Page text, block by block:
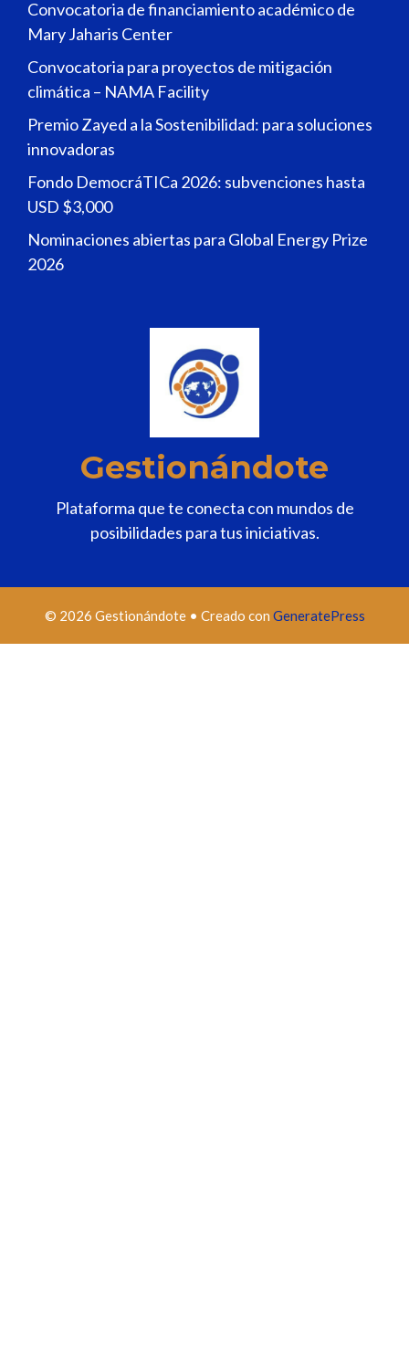
Convocatoria de financiamiento académico de
Mary Jaharis Center
Convocatoria para proyectos de mitigación
climática – NAMA Facility
Premio Zayed a la Sostenibilidad: para soluciones
innovadoras
Fondo DemocráTICa 2026: subvenciones hasta
USD $3,000
Nominaciones abiertas para Global Energy Prize
2026
Gestionándote
Plataforma que te conecta con mundos de
posibilidades para tus iniciativas.
© 2026 Gestionándote• Creado con GeneratePress